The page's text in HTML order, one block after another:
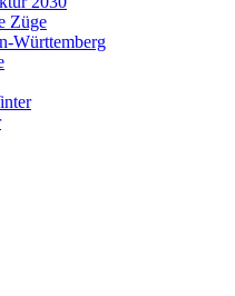
Züge
Württemberg